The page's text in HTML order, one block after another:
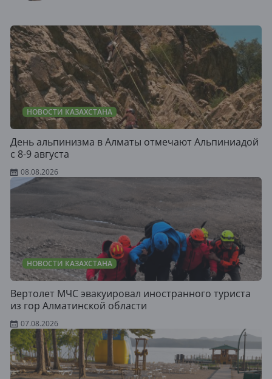
НОВОСТИ КАЗАХСТАНА
День альпинизма в Алматы отмечают Альпиниадой
с 8-9 августа
08.08.2026
НОВОСТИ КАЗАХСТАНА
Вертолет МЧС эвакуировал иностранного туриста
из гор Алматинской области
07.08.2026